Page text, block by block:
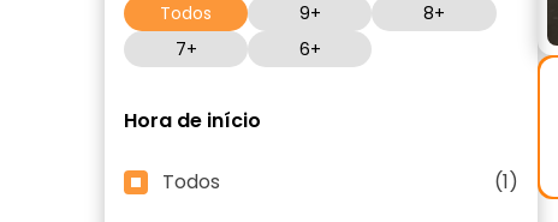
Todos 9+
8+
7+
6+
Hora de início
Todos
(1)